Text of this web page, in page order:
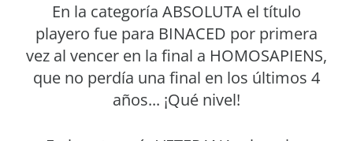
En la categoría ABSOLUTA el título
playero fue para BINACED por primera
vez al vencer en la final a HOMOSAPIENS,
que no perdía una final en los últimos 4
años... ¡Qué nivel!